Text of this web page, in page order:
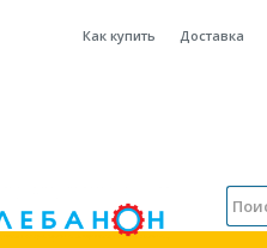
Как купить Доставка